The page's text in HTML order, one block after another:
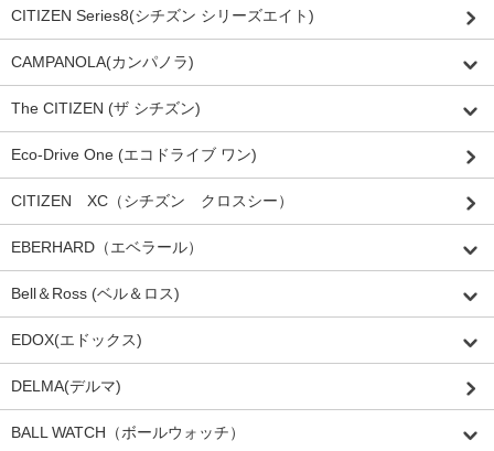
CITIZEN Series8(シチズン シリーズエイト)
CAMPANOLA(カンパノラ)
The CITIZEN (ザ シチズン)
Eco-Drive One (エコドライブ ワン)
CITIZEN XC（シチズン クロスシー）
EBERHARD（エベラール）
Bell＆Ross (ベル＆ロス)
EDOX(エドックス)
DELMA(デルマ)
BALL WATCH（ボールウォッチ）